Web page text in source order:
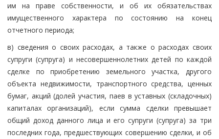
им на праве собственности, и об их обязательствах
имущественного характера по состоянию на конец
отчетного периода;
в) сведения о своих расходах, а также о расходах своих
супруги (супруга) и несовершеннолетних детей по каждой
сделке по приобретению земельного участка, другого
объекта недвижимости, транспортного средства, ценных
бумаг, акций (долей участия, паев в уставных (складочных)
капиталах организаций), если сумма сделки превышает
общий доход данного лица и его супруги (супруга) за три
последних года, предшествующих совершению сделки, и об